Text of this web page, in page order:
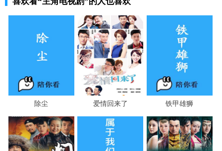
除尘 爱情回来了 铁甲雄狮